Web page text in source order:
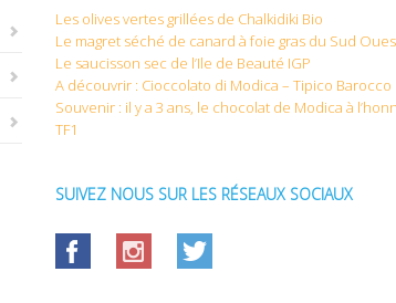
Les olives vertes grillées de Chalkidiki Bio
Le magret séché de canard à foie gras du Sud
Le saucisson sec de l’Ile de Beauté IGP
A découvrir : Cioccolato di Modica – Tipico Barocco
Souvenir : il y a 3 ans, le chocolat de Modica à
TF1
SUIVEZ NOUS SUR LES RÉSEAUX SOCIAUX